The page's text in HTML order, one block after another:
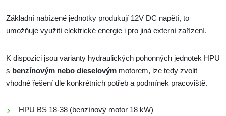
Základní nabízené jednotky produkují 12V DC napětí, to
umožňuje využití elektrické energie i pro jiná externí zařízení.
K dispozici jsou varianty hydraulických pohonných jednotek HPU
s benzínovým nebo dieselovým motorem, lze tedy zvolit
vhodné řešení dle konkrétních potřeb a podmínek pracoviště.
HPU BS 18-38 (benzínový motor 18 kW)